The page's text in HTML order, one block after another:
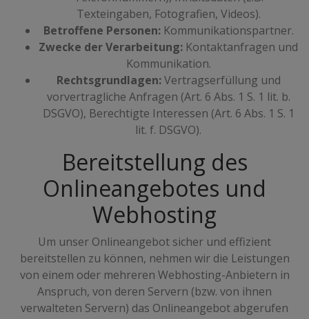
Texteingaben, Fotografien, Videos).
Betroffene Personen:Kommunikationspartner.
Zwecke der Verarbeitung: Kontaktanfragen und
Kommunikation.
Rechtsgrundlagen:Vertragserfüllung und
vorvertragliche Anfragen (Art. 6 Abs. 1 S. 1 lit. b.
DSGVO), Berechtigte Interessen (Art. 6 Abs. 1 S. 1
lit. f. DSGVO).
Bereitstellung des
Onlineangebotes und
Webhosting
Um unser Onlineangebot sicher und effizient
bereitstellen zu können, nehmen wir die Leistungen
von einem oder mehreren Webhosting-Anbietern in
Anspruch, von deren Servern (bzw. von ihnen
verwalteten Servern) das Onlineangebot abgerufen